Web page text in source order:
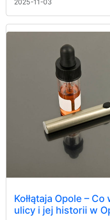
2025-11-03
Kołłątaja Opole –
ulicy i jej historii w